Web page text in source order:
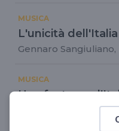
MUSICA
L'unicità dell'Italia
Gennaro
MUSICA
Una festa per
Cecilia Gasdìa,